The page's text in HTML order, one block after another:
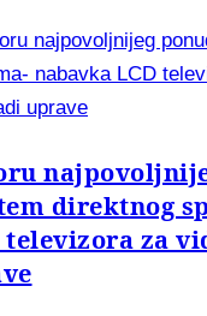
najpovoljnijeg
nabavka LCD
uprave
direktnog
televizora za